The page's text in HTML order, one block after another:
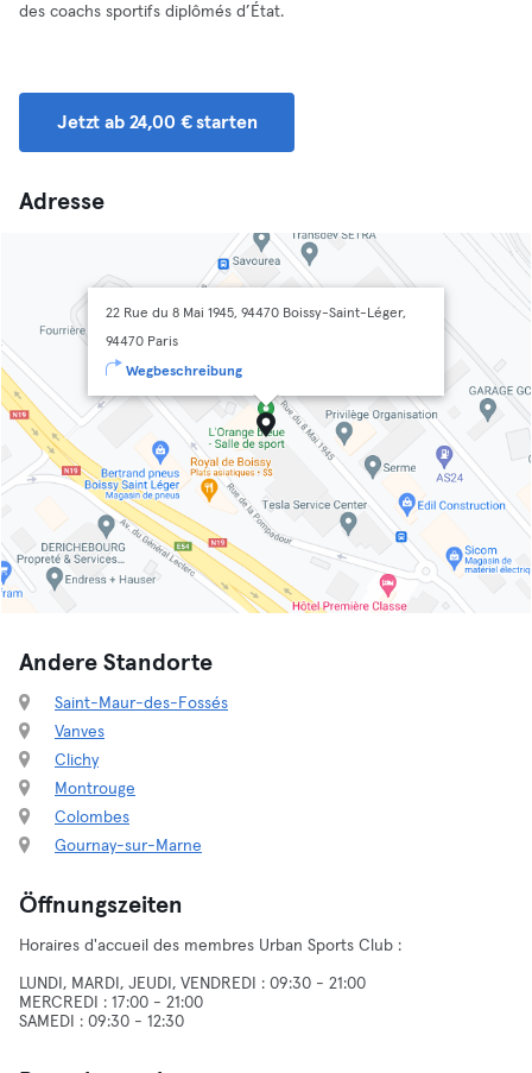
des coachs sportifs diplômés d’État.
Jetzt ab 24,00 € starten
Adresse
22 Rue du 8 Mai 1945, 94470 Boissy-Saint-Léger,
94470 Paris
Wegbeschreibung
Andere Standorte
Saint-Maur-des-Fossés
Vanves
Clichy
Montrouge
Colombes
Gournay-sur-Marne
Öffnungszeiten
Horaires d'accueil des membres Urban Sports Club :
LUNDI, MARDI, JEUDI, VENDREDI : 09:30 - 21:00
MERCREDI : 17:00 - 21:00
SAMEDI : 09:30 - 12:30